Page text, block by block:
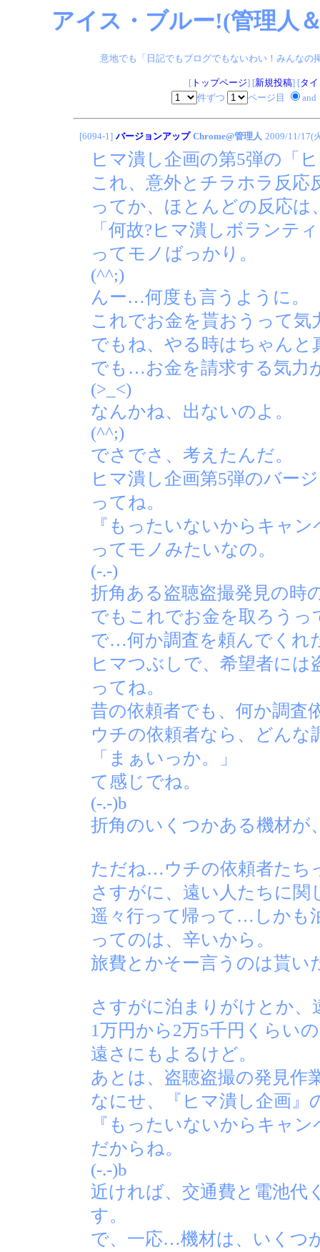
アイス・ブルー!(管理人
意地でも「日記でもブログでもないわい！みんなの
[トップページ] [新規投稿] [タ
件ずつ
ページ目 and
[6094-1] バージョンアップ Chrome@管理人 2009/11/17(
ヒマ潰し企画の第5弾の「
これ、意外とチラホラ反応
ってか、ほとんどの反応は
「何故?ヒマ潰しボランテ
ってモノばっかり。
(^^;)
んー…何度も言うように。
これでお金を貰おうって気
でもね、やる時はちゃん
でも…お金を請求する気力
(>_<)
なんかね、出ないのよ。
(^^;)
でさでさ、考えたんだ。
ヒマ潰し企画第5弾のバー
ってね。
『もったいないからキャン
ってモノみたいなの。
(-.-)
折角ある盗聴盗撮発見の時
でもこれでお金を取ろうっ
で…何か調査を頼んでくれ
ヒマつぶしで、希望者に
ってね。
昔の依頼者でも、何か調査
ウチの依頼者なら、どん
「まぁいっか。」
て感じでね。
(-.-)b
折角のいくつかある機材が
ただね…ウチの依頼者たち
さすがに、遠い人たちに
遥々行って帰って…しかも
ってのは、辛いから。
旅費とかそー言うのは貰い
さすがに泊まりがけとか、
1万円から2万5千円くらい
遠さにもよるけど。
あとは、盗聴盗撮の発見作
なにせ、『ヒマ潰し企画』
『もったいないからキャン
だからね。
(-.-)b
近ければ、交通費と電池代
す。
で、一応…機材は、いくつ